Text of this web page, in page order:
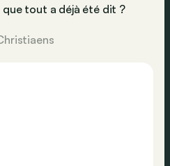
que tout a déjà été dit ?